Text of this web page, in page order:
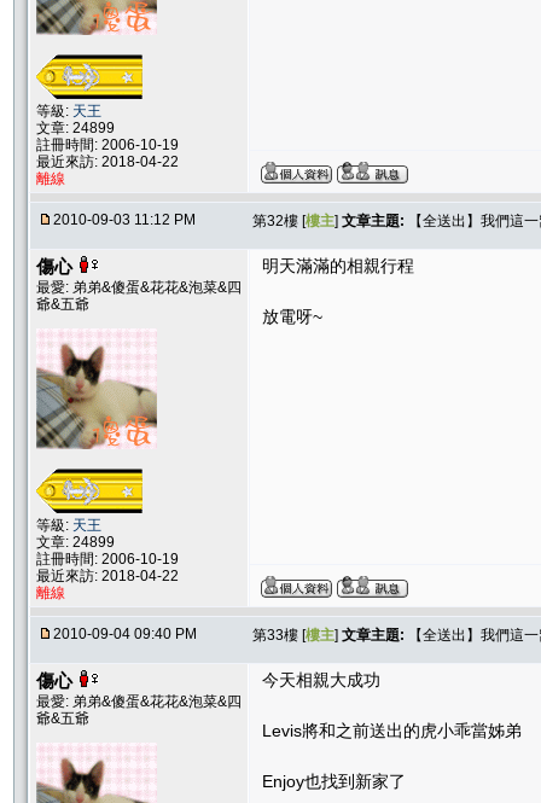
等級: 天王
文章: 24899
註冊時間: 2006-10-19
最近來訪: 2018-04-22
離線
2010-09-03 11:12 PM 第32樓 [樓主] 文章主題: 【全送出】我們
傷心
最愛: 弟弟&傻蛋&花花&泡菜&四
爺&五爺
等級: 天王
文章: 24899
註冊時間: 2006-10-19
最近來訪: 2018-04-22
離線
明天滿滿的相親行程
放電呀~
2010-09-04 09:40 PM 第33樓 [樓主] 文章主題: 【全送出】我們
傷心
最愛: 弟弟&傻蛋&花花&泡菜&四
爺&五爺
今天相親大成功
Levis將和之前送出的虎小乖當姊弟
Enjoy也找到新家了